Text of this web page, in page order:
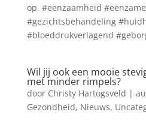
op. #eenzaamheid
#gezichtsbehandeling
#bloeddrukverlagend
Wil jij ook een mooie
met minder rimpels?
door Christy Hartogsveld |
Gezondheid, Nieuws,